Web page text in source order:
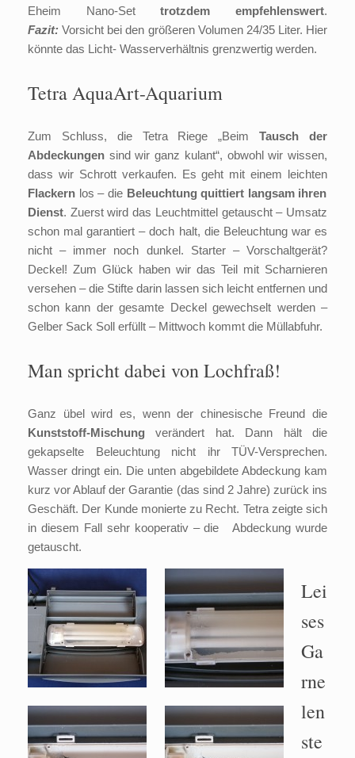
Eheim Nano-Settrotzdem empfehlenswert.
Fazit: Vorsicht bei den größeren Volumen 24/35 Liter. Hier
könnte das Licht- Wasserverhältnis grenzwertig werden.
Tetra AquaArt-Aquarium
Zum Schluss, die Tetra Riege „BeimTausch der
Abdeckungen sind wir ganz kulant“, obwohl wir wissen,
dass wir Schrott verkaufen. Es geht mit einem leichten
Flackern los – die Beleuchtung quittiert langsam ihren
Dienst. Zuerst wird das Leuchtmittel getauscht – Umsatz
schon mal garantiert – doch halt, die Beleuchtung war es
nicht – immer noch dunkel. Starter – Vorschaltgerät?
Deckel! Zum Glück haben wir das Teil mit Scharnieren
versehen – die Stifte darin lassen sich leicht entfernen und
schon kann der gesamte Deckel gewechselt werden –
Gelber Sack Soll erfüllt – Mittwoch kommt die Müllabfuhr.
Man spricht dabei von Lochfraß!
Ganz übel wird es, wenn der chinesische Freund die
Kunststoff-Mischung verändert hat. Dann hält die
gekapselte Beleuchtung nicht ihr TÜV-Versprechen.
Wasser dringt ein. Die unten abgebildete Abdeckung kam
kurz vor Ablauf der Garantie (das sind 2 Jahre) zurück ins
Geschäft. Der Kunde monierte zu Recht. Tetra zeigte sich
in diesem Fall sehr kooperativ – die Abdeckung wurde
getauscht.
Lei
ses
Ga
rne
len
ste